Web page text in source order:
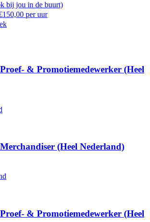
bij jou in de buurt)
per uur
& Promotiemedewerker (Heel
(Heel Nederland)
& Promotiemedewerker (Heel